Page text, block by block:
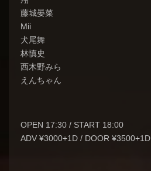
藤城晏菜
Mii
犬尾舞
林慎史
西木野みら
えんちゃん
OPEN 17:30 / START 18:00
ADV ¥3000+1D / DOOR ¥3500+1D